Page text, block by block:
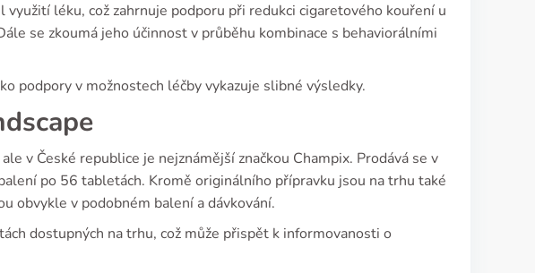
léku, což zahrnuje podporu při redukci cigaretového kouření u
se zkoumá jeho účinnost v průběhu kombinace s behaviorálními
podpory v možnostech léčby vykazuje slibné výsledky.
v České republice je nejznámější značkou Champix. Prodává se v
po 56 tabletách. Kromě originálního přípravku jsou na trhu také
obvykle v podobném balení a dávkování.
dostupných na trhu, což může přispět k informovanosti o